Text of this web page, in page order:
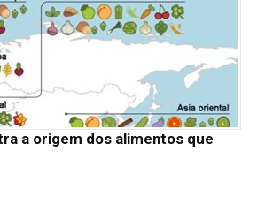
a origem dos alimentos que